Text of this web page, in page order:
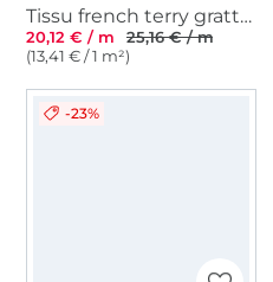
Tissu french terry gratté Colorful Leaves, vert clair
20,12 € / m
25,16 € / m
(13,41 € / 1 m²)
-23%